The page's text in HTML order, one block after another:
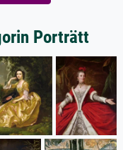
Porträtt